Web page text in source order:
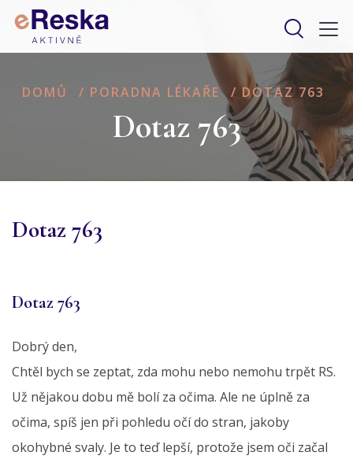
DOMŮ / PORADNA LÉKAŘE / DOTAZ 763
Dotaz 763
Dotaz 763
Dotaz 763
Dobrý den,
Chtěl bych se zeptat, zda mohu nebo nemohu trpět RS.
Už nějakou dobu mě bolí za očima. Ale ne úplně za
očima, spíš jen při pohledu očí do stran, jakoby
okohybné svaly. Je to teď lepší, protože jsem oči začal